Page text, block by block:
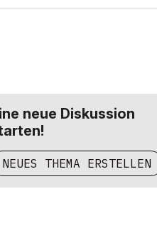
neue Diskussion
NEUES THEMA ERSTELLEN